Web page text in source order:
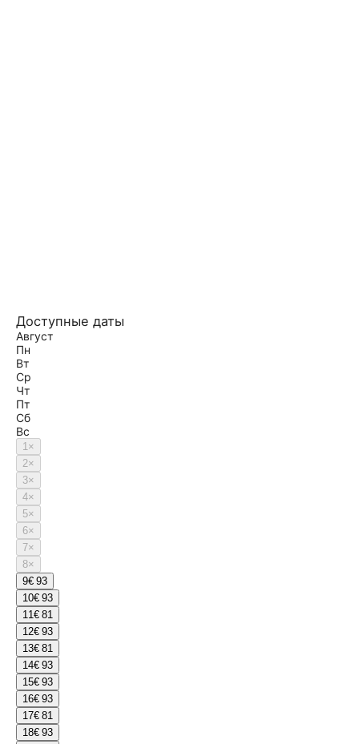
Доступные даты
Август
Пн
Вт
Ср
Чт
Пт
Сб
Вс
1×
2×
3×
4×
5×
6×
7×
8×
9€ 93
10€ 93
11€ 81
12€ 93
13€ 81
14€ 93
15€ 93
16€ 93
17€ 81
18€ 93